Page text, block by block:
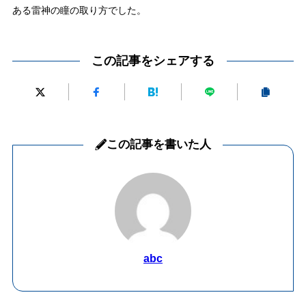
ある雷神の瞳の取り方でした。
この記事をシェアする
この記事を書いた人
abc